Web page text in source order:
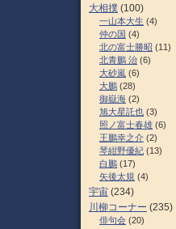
大相撲 (100)
一山本大生 (4)
仲の国 (4)
北の富士勝昭 (11)
北青鵬 治 (6)
大砂嵐 (6)
大鵬 (28)
御嶽海 (2)
旭大星託也 (3)
照ノ富士春雄 (6)
王鵬幸之介 (2)
琴紺野優紀 (13)
白鵬 (17)
矢後太規 (4)
宇宙 (234)
川柳コーナー (235)
俳句会 (20)